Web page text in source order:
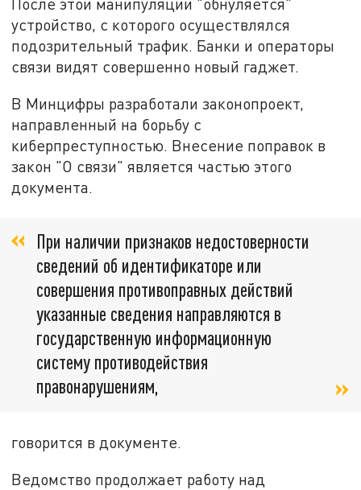
После этой манипуляции "обнуляется"
устройство, с которого осуществлялся
подозрительный трафик. Банки и операторы
связи видят совершенно новый гаджет.
В Минцифры разработали законопроект,
направленный на борьбу с
киберпреступностью. Внесение поправок в
закон "О связи" является частью этого
документа.
При наличии признаков недостоверности
сведений об идентификаторе или
совершения противоправных действий
указанные сведения направляются в
государственную информационную
систему противодействия
правонарушениям,
говорится в документе.
Ведомство продолжает работу над